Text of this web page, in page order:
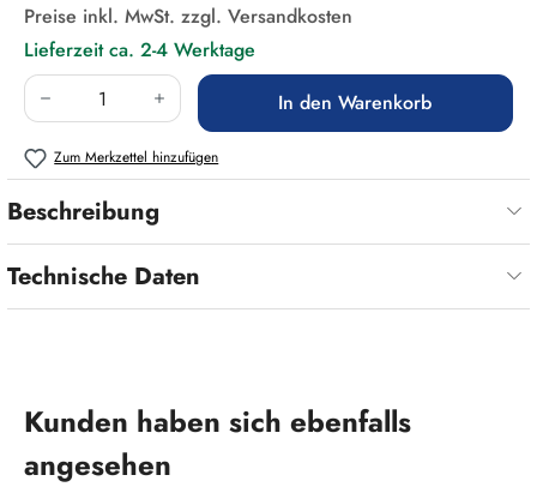
Preise inkl. MwSt. zzgl. Versandkosten
Lieferzeit ca. 2-4 Werktage
Produkt Anzahl: Gib den gewünschten Wert
In den Warenkorb
Zum Merkzettel hinzufügen
Beschreibung
Technische Daten
Produktgalerie überspringen
Kunden haben sich ebenfalls
angesehen